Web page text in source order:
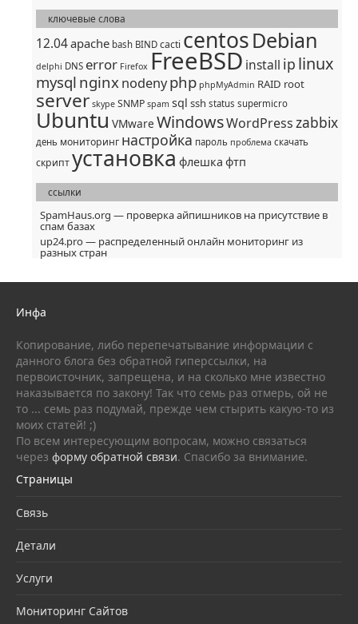
ключевые слова
12.04apache bash BIND cacti centosDebian
delphi DNS error Firefox FreeBSD install ip linux
mysql nginx nodenyphp phpMyAdmin RAID root
server skype SNMP spam sql ssh status supermicro
Ubuntu VMware WindowsWordPresszabbix
день мониторинг настройка пароль проблема скачать
скриптустановка флешка фтп
ссылки
SpamHaus.org — проверка айпишников на присутствие в
спам базах
up24.pro — распределенный онлайн мониторинг из
разных стран
Инфа
Копирование, либо перепечатывание информации с
данного блога без обратной гиперссылки, на
первоисточник, запрещена, и на сколько мне известно
наказывается по закону! Так что семь раз отмерь, ой не
то ... семь раз подумай, прежде чем стырить какую-то из
моих статей! ;)
По всем интересующим вопросам, можно связаться
через форму обратной связи. Спасибо за внимание.
Страницы
Связь
Детали
Услуги
Мониторинг Сайтов